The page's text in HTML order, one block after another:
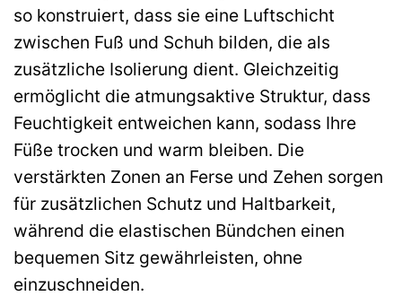
so konstruiert, dass sie eine Luftschicht
zwischen Fuß und Schuh bilden, die als
zusätzliche Isolierung dient. Gleichzeitig
ermöglicht die atmungsaktive Struktur, dass
Feuchtigkeit entweichen kann, sodass Ihre
Füße trocken und warm bleiben. Die
verstärkten Zonen an Ferse und Zehen sorgen
für zusätzlichen Schutz und Haltbarkeit,
während die elastischen Bündchen einen
bequemen Sitz gewährleisten, ohne
einzuschneiden.